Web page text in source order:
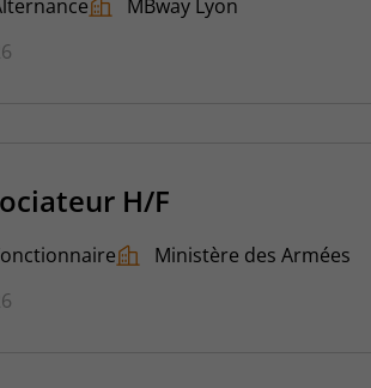
MBway Lyon
H/F
Ministère des Armées